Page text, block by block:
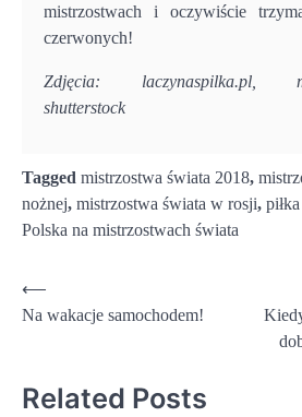
mistrzostwach i oczywiście
czerwonych!
Zdjęcia: laczynaspilka.pl,
shutterstock
Tagged mistrzostwa świata 2018,
nożnej, mistrzostwa świata w rosji,
Polska na mistrzostwach świata
Nawigacja
wpisu
⟵
Na wakacje samochodem!
Related Posts